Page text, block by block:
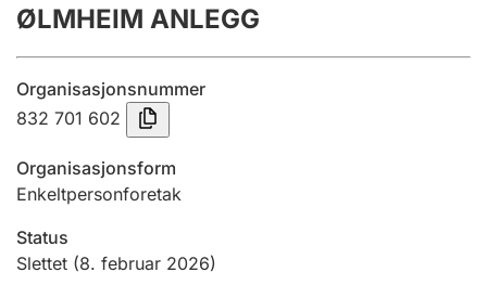
Innsending og forsinkelsesgebyr
Tinglysing
Jeger
ØLMHEIM ANLEGG
Organisasjonsnummer
832 701 602
Organisasjonsform
Enkeltpersonforetak
Status
Slettet (8. februar 2026)